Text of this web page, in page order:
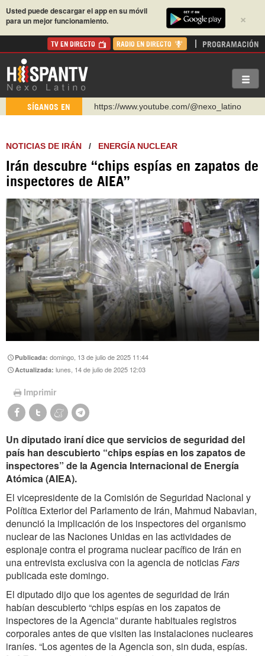
×
Usted puede descargar el app en su móvil
para un mejor funcionamiento.
TV EN DIRECTO RADIO EN DIRECTO PROGRAMACIÓN
SÍGANOS EN
https://www.youtube.com/@nexo_latino
https://t.me/hispantvcanal
https://urmedium.com/c/hispantv
WhatsApp y Viber: +98 921 79 29 404
https://www.facebook.com/Nexolatino.Canal
NOTICIAS DE IRÁN / ENERGÍA NUCLEAR
Irán descubre “chips espías en zapatos de
inspectores de AIEA”
Publicada:domingo, 13 de julio de 2025 11:44
Actualizada:lunes, 14 de julio de 2025 12:03
Imprimir
Un diputado iraní dice que servicios de seguridad del
país han descubierto “chips espías en los zapatos de
inspectores” de la Agencia Internacional de Energía
Atómica (AIEA).
El vicepresidente de la Comisión de Seguridad Nacional y
Política Exterior del Parlamento de Irán, Mahmud Nabavian,
denunció la implicación de los inspectores del organismo
nuclear de las Naciones Unidas en las actividades de
espionaje contra el programa nuclear pacífico de Irán en
una entrevista exclusiva con la agencia de noticiasFars
publicada este domingo.
El diputado dijo que los agentes de seguridad de Irán
habían descubierto “chips espías en los zapatos de
inspectores de la Agencia” durante habituales registros
corporales antes de que visiten las instalaciones nucleares
iraníes. “Los agentes de la Agencia son, sin duda, espías.